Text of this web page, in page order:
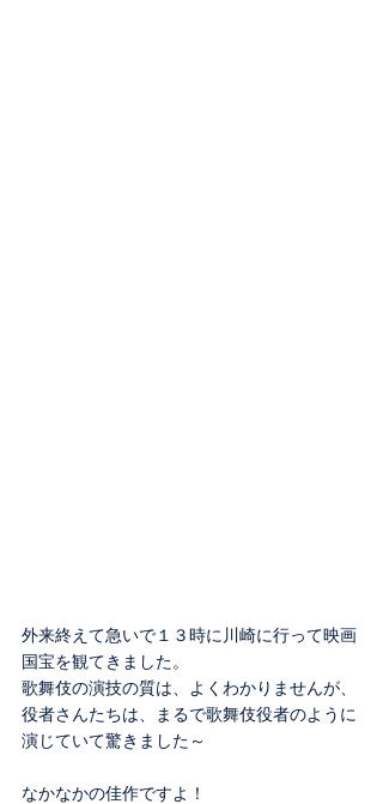
外来終えて急いで１３時に川崎に行って映画
国宝を観てきました。
歌舞伎の演技の質は、よくわかりませんが、
役者さんたちは、まるで歌舞伎役者のように
演じていて驚きました～
なかなかの佳作ですよ！